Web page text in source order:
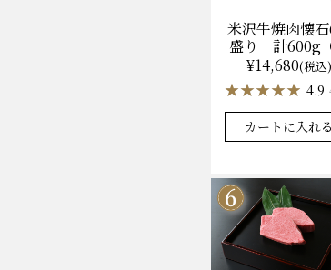
米沢牛焼肉懐
盛り 計600g
凍）送料無料
箱入
¥14,680(税込)
★★★★★
★★★★★ 4.9
カートに入れる